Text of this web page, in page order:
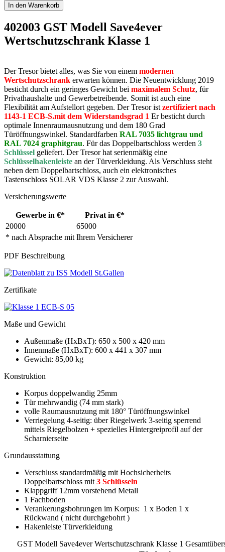
402003 GST Modell Save4ever
Wertschutzschrank Klasse 1
Der Tresor bietet alles, was Sie von einem modernen
Wertschutzschrank erwarten können. Die Neuentwicklung 2019
besticht durch ein geringes Gewicht bei maximalem Schutz, für
Privathaushalte und Gewerbetreibende. Somit ist auch eine
Flexibilität am Aufstellort gegeben. Der Tresor ist zertifiziert nach
1143-1 ECB-S.mit dem Widerstandsgrad 1 Er besticht durch
optimale Innenraumausnutzung und dem 180 Grad
Türöffnungswinkel. Standardfarben RAL 7035 lichtgrau und
RAL 7024 graphitgrau. Für das Doppelbartschloss werden 3
Schlüssel geliefert. Der Tresor hat serienmäßig eine
Schlüsselhakenleiste an der Türverkleidung. Als Verschluss steht
neben dem Doppelbartschloss, auch ein elektronisches
Tastenschloss SOLAR VDS Klasse 2 zur Auswahl.
Versicherungswerte
Gewerbe in €* Privat in €*
* nach Absprache mit Ihrem Versicherer
20000 65000
PDF Beschreibung
Zertifikate
Maße und Gewicht
Außenmaße (HxBxT): 650 x 500 x 420 mm
Innenmaße (HxBxT): 600 x 441 x 307 mm
Gewicht: 85,00 kg
Konstruktion
Korpus doppelwandig 25mm
Tür mehrwandig (74 mm stark)
volle Raumausnutzung mit 180° Türöffnungswinkel
Verriegelung 4-seitig: über Riegelwerk 3-seitig sperrend
mittels Riegelbolzen + spezielles Hintergreiprofil auf der
Scharnierseite
Grundausstattung
Verschluss standardmäßig mit Hochsicherheits
Doppelbartschloss mit 3 Schlüsseln
Klappgriff 12mm vorstehend Metall
1 Fachboden
Verankerungsbohrungen im Korpus: 1 x Boden 1 x
Rückwand ( nicht durchgebohrt )
Hakenleiste Türverkleidung
GST Modell Save4ever Wertschutzschrank Klasse 1